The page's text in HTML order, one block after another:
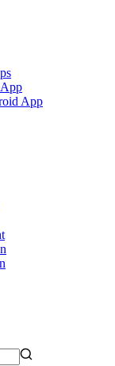
App